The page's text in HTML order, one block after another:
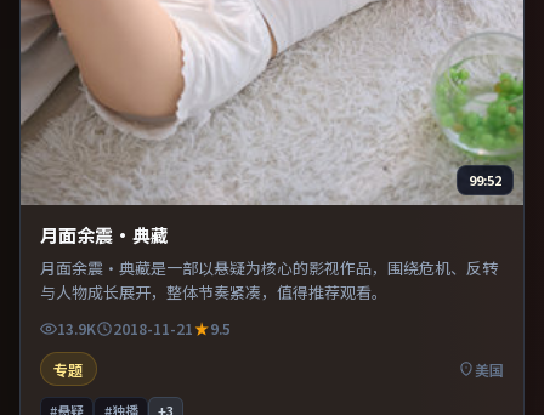
99:52
月面余震·典藏
月面余震·典藏是一部以悬疑为核心的影视作品，围绕危机、反转
与人物成长展开，整体节奏紧凑，值得推荐观看。
13.9K 2018-11-21
9.5
专题
美国
#悬疑 #独播 +3